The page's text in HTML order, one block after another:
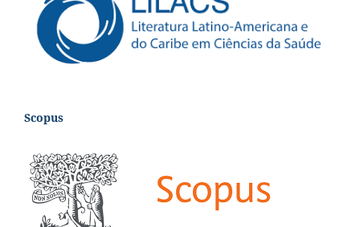
Scopus